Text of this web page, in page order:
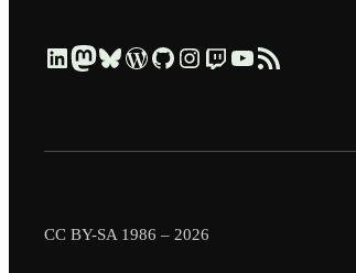
Beruflich über LinkedIn vernetzen Dezentral über Mastodon folgen Kurzmeldungen über Bluesky lesen Profil & Contributions auf WordPress.org ansehen Code & Repositories über GitHub erkunden Visuelle Einblicke über Instagram ansehen Streams & Tech-Talks über Twitch schauen Videos & Tutorials über YouTube ansehen Blog-Updates über RSS-Feed abonnieren
CC BY-SA 1986 – 2026